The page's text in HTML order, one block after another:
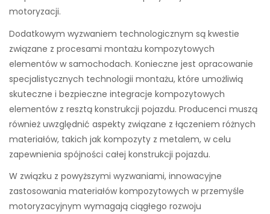
motoryzacji.
Dodatkowym wyzwaniem technologicznym są kwestie
związane z procesami montażu kompozytowych
elementów w samochodach. Konieczne jest opracowanie
specjalistycznych technologii montażu, które umożliwią
skuteczne i bezpieczne integracje kompozytowych
elementów z resztą konstrukcji pojazdu. Producenci muszą
również uwzględnić aspekty związane z łączeniem różnych
materiałów, takich jak kompozyty z metalem, w celu
zapewnienia spójności całej konstrukcji pojazdu.
W związku z powyższymi wyzwaniami, innowacyjne
zastosowania materiałów kompozytowych w przemyśle
motoryzacyjnym wymagają ciągłego rozwoju